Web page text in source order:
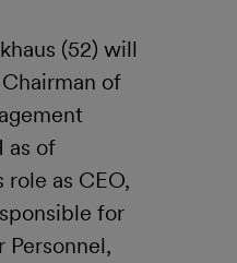
(52) will
of
as of
role as CEO,
for
Personnel,